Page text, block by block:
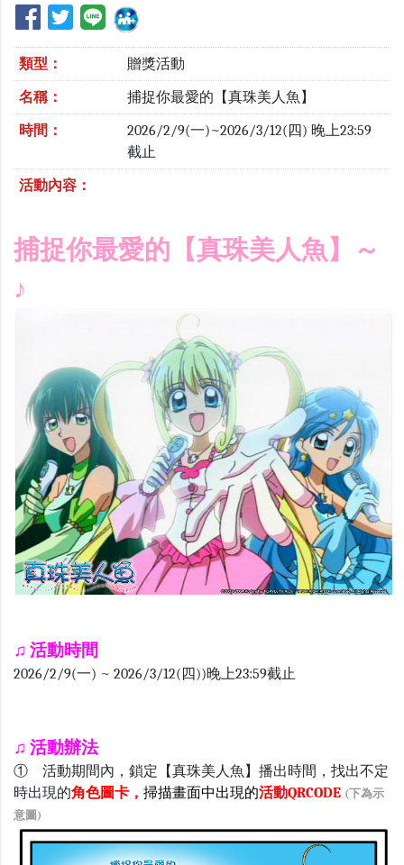
類型： 贈獎活動
名稱： 捕捉你最愛的【真珠美人魚】
時間：
2026/2/9(一)~2026/3/12(四) 晚上23:59
截止
活動內容：
捕捉你最愛的【真珠美人魚】
～
♪
♫ 活動時間
2026/2/9(一) ~ 2026/3/12(四))晚上23:59截止
♫ 活動辦法
① 活動期間內，鎖定【真珠美人魚】播出時間，找出不定
時出現的角色圖卡， 掃描畫面中出現的活動QRCODE (下為示
意圖)